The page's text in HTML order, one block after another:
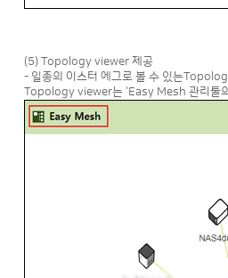
(5) Topology viewer 제공
- 일종의 이스터 에그로 볼 수 있는
Topology viewer는 ‘Easy Mesh 관리툴